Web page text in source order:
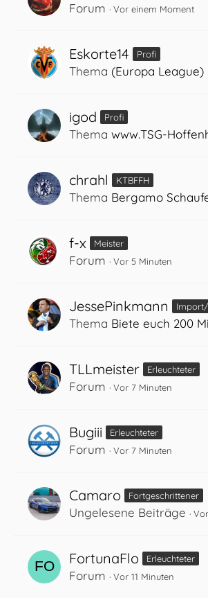
Forum Vor einem Moment
Eskorte14 Profi
Thema (Europa League)
igod Profi
Thema www.TSG-
chrahl KTBFFH
Thema Bergamo
f-x Meister
Forum Vor 5 Minuten
JessePinkmann
Thema Biete euch 200
TLLmeister Erleuchteter
Forum Vor 7 Minuten
Bugiii Erleuchteter
Forum Vor 7 Minuten
Camaro Fortgeschrittener
Ungelesene Beiträge
FortunaFlo Erleuchteter
Forum Vor 11 Minuten